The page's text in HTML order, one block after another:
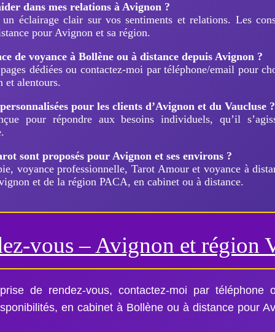
dans mes relations à Avignon ?
éclairage clair sur vos sentiments et relations. Les
pour Avignon et sa région.
de voyance à Bollène ou à distance depuis Avignon ?
dédiées ou contactez-moi par téléphone/email pour
et alentours.
pour les clients d’Avignon et du Vaucluse ?
pour répondre aux besoins individuels, qu’il
sont proposés pour Avignon et ses environs ?
voyance professionnelle, Tarot Amour et voyance à
et de la région PACA, en cabinet ou à distance.
vous – Avignon et région
de rendez-vous, contactez-moi par téléphone
en cabinet à Bollène ou à distance pour